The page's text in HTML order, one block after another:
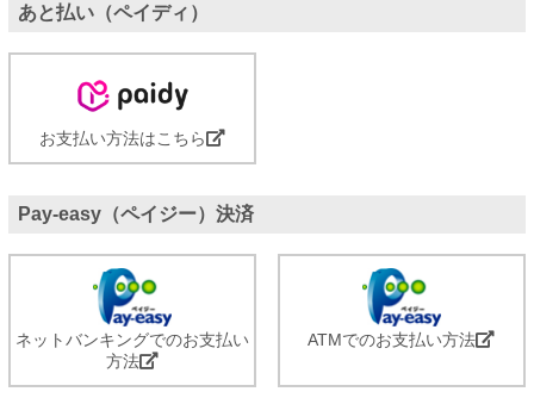
あと払い（ペイディ）
お支払い方法はこちら
Pay-easy（ペイジー）決済
ネットバンキングでのお支払い
方法
ATMでのお支払い方法